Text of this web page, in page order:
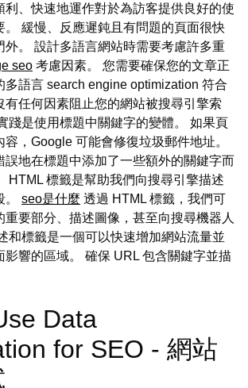
利、快速地運作對於為訪客提供良好的使
。 緩慢、反應遲鈍且有問題的頁面很快
外。 設計多語言網站時需要考慮許多重
seo 考慮因素。 您需要確保您的文章正
多語言 search engine optimization 符合
有任何因素阻止您的網站被搜尋引擎索
踐是使用標題中關鍵字的變體。 如果頁
，Google 可能會修復垃圾郵件地址。
誤地在標題中添加了一些額外的關鍵字而
HTML 標籤是幫助我們向搜尋引擎描述
。 seo是什麼 透過 HTML 標籤，我們可
重要部分、描述圖像，甚至向搜尋機器人
和標籤是一個可以快速增加網站流量並
影響的區域。 確保 URL 包含關鍵字並描
Data
for SEO - 網站